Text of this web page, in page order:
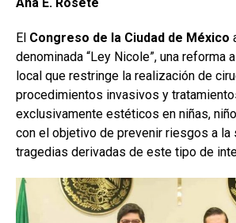
El Congreso de la Ciudad de México
denominada “Ley Nicole”, una reforma
local que restringe la realización de
procedimientos invasivos y
exclusivamente estéticos en niñas,
con el objetivo de prevenir riesgos a la
tragedias derivadas de este tipo de